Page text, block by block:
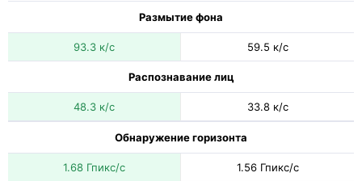
Размытие фона
93.3 к/с 59.5 к/с
Распознавание лиц
48.3 к/с 33.8 к/с
Обнаружение горизонта
1.68 Гпикс/с 1.56 Гпикс/с